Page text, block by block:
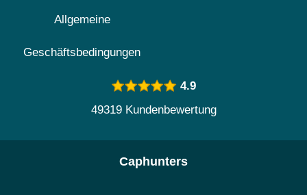
Allgemeine
Geschäftsbedingungen
4.9
49319 Kundenbewertung
Caphunters